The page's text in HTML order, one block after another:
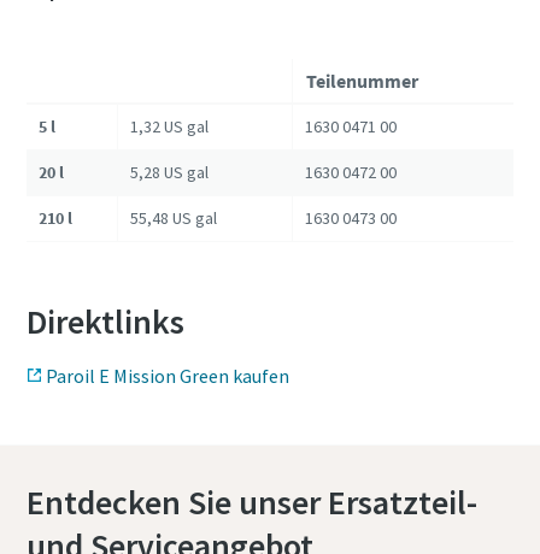
Teilenummer
5 l 1,32 US gal 1630 0471 00
20 l 5,28 US gal 1630 0472 00
210 l 55,48 US gal 1630 0473 00
Direktlinks
Paroil E Mission Green kaufen
Entdecken Sie unser Ersatzteil-